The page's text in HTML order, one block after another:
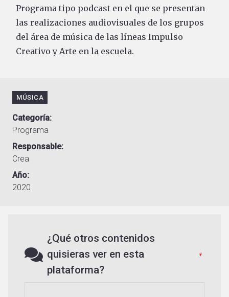
Programa tipo podcast en el que se presentan
las realizaciones audiovisuales de los grupos
del área de música de las líneas Impulso
Creativo y Arte en la escuela.
MÚSICA
Categoría
Programa
Responsable
Crea
Año
2020
¿Qué otros contenidos
quisieras ver en esta
plataforma?